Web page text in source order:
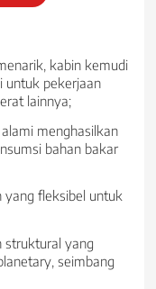
kabin kemudi
untuk pekerjaan
lainnya;
menghasilkan
bahan bakar
yang fleksibel untuk
struktural yang
seimbang